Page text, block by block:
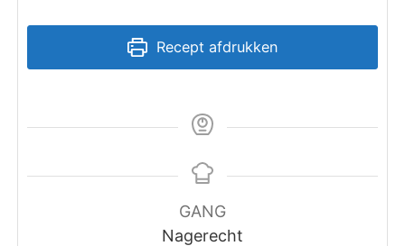
Recept afdrukken
GANG
Nagerecht